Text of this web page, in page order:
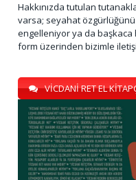
Hakkınızda tutulan
varsa; seyahat özgürlüğünüz
engelleniyor ya da başkaca
form üzerinden bizimle
VİCDANİ RET EL